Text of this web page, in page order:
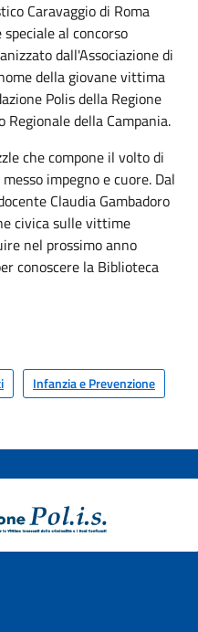
Caravaggio di Roma
al concorso
dall'Associazione di
della giovane vittima
Polis della Regione
Regionale della Campania.
che compone il volto di
impegno e cuore. Dal
Claudia Gambadoro
civica sulle vittime
nel prossimo anno
conoscere la Biblioteca
Infanzia e Prevenzione